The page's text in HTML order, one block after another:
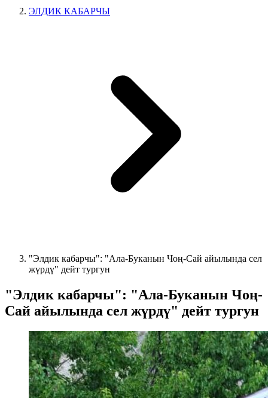
ЭЛДИК КАБАРЧЫ
"Элдик кабарчы": "Ала-Буканын Чоң-Сай айылында сел
жүрдү" дейт тургун
"Элдик кабарчы": "Ала-Буканын Чоң-
Сай айылында сел жүрдү" дейт тургун